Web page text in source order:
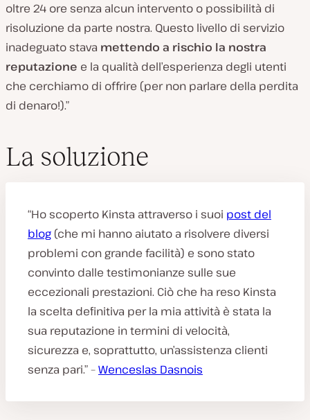
oltre 24 ore senza alcun intervento o possibilità di
risoluzione da parte nostra. Questo livello di servizio
inadeguato stava mettendo a rischio la nostra
reputazione e la qualità dell’esperienza degli utenti
che cerchiamo di offrire (per non parlare della perdita
di denaro!).”
La soluzione
“Ho scoperto Kinsta attraverso i suoi post del
blog (che mi hanno aiutato a risolvere diversi
problemi con grande facilità) e sono stato
convinto dalle testimonianze sulle sue
eccezionali prestazioni. Ciò che ha reso Kinsta
la scelta definitiva per la mia attività è stata la
sua reputazione in termini di velocità,
sicurezza e, soprattutto, un’assistenza clienti
senza pari.” –Wenceslas Dasnois